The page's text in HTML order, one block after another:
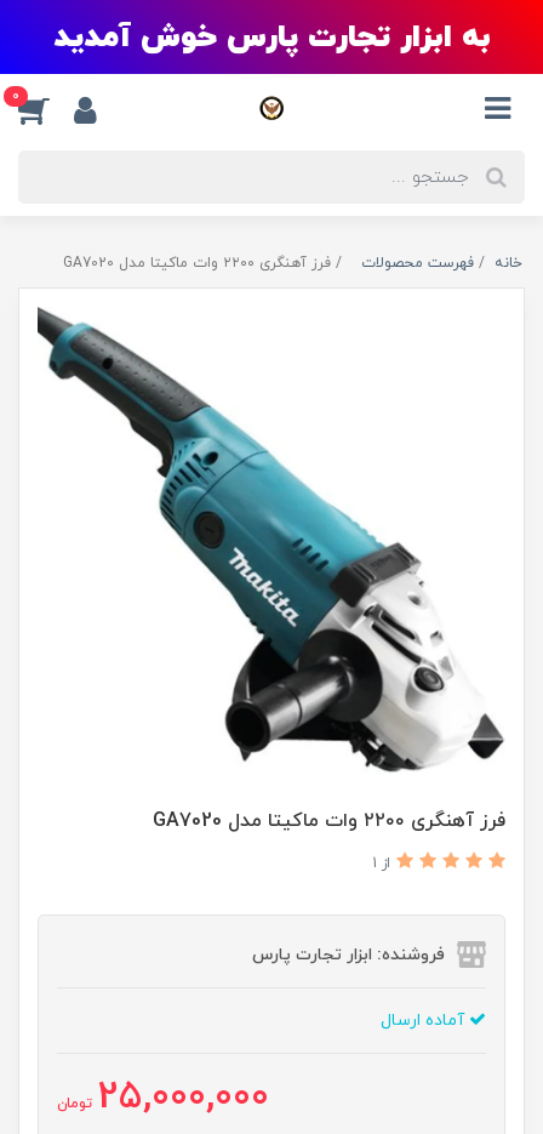
به ابزار تجارت پارس خوش آمدید
0
خانه فهرست محصولات فرز آهنگری ۲۲۰۰ وات ماکیتا مدل GA7020
فرز آهنگری ۲۲۰۰ وات ماکیتا مدل GA7020
از 1
فروشنده: ابزار تجارت پارس
آماده ارسال
25,000,000 تومان